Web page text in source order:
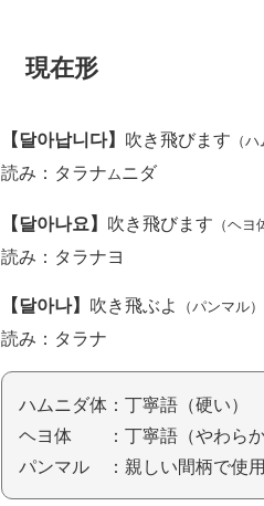
現在形
【달아납니다】 吹き飛びます （
読み：タラナ ム ニダ
【달아나요】 吹き飛びます （ヘヨ
読み：タラナヨ
【달아나】 吹き飛ぶよ （パンマル）
読み：タラナ
ハムニダ体：丁寧語（硬い）
ヘヨ体 ：丁寧語（やわらか
パンマル ：親しい間柄で使